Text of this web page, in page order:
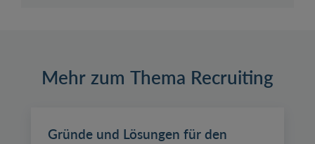
Mehr zum Thema Recruiting
Gründe und Lösungen für den